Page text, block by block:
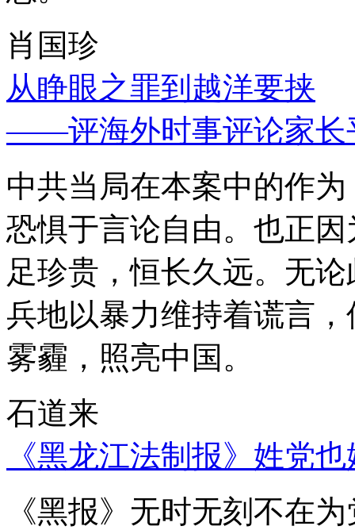
肖国珍
从睁眼之罪到越洋要挟
——评海外时事评论家长
中共当局在本案中的作
恐惧于言论自由。也正
足珍贵，恒长久远。无
兵地以暴力维持着谎言
雾霾，照亮中国。
石道来
《黑龙江法制报》姓党
《黑报》无时无刻不在